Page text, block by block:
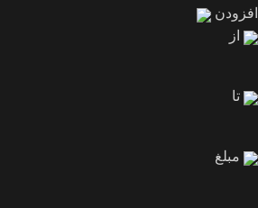
افزودن
از
تا
مبلغ